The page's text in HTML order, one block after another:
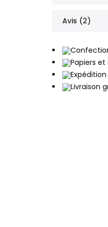
Avis (2)
Papiers
Livraison